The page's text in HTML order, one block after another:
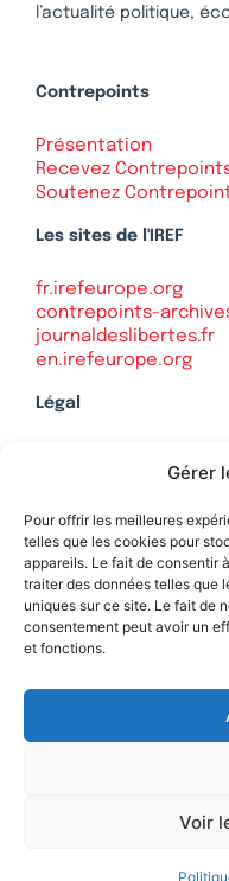
Gérer
Pour offrir les meilleures
telles que les cookies pour
appareils. Le fait de consentir
traiter des données telles que
uniques sur ce site. Le fait de
consentement peut avoir un
et fonctions.
Voir
l’actualité politique,
Contrepoints
Présentation
Recevez
Soutenez
Les sites de l'IREF
fr.irefeurope.org
contrepoints-
journaldeslibertes.fr
en.irefeurope.org
Légal
Politique de
Contact
une réalisation